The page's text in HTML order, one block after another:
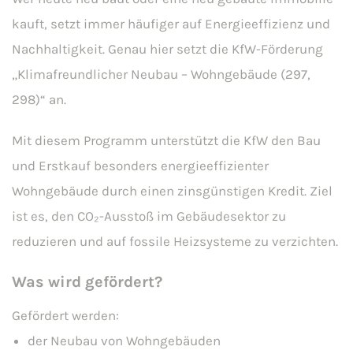
kauft, setzt immer häufiger auf Energieeffizienz und
Nachhaltigkeit. Genau hier setzt die KfW-Förderung
„Klimafreundlicher Neubau – Wohngebäude (297,
298)“ an.
Mit diesem Programm unterstützt die KfW den Bau
und Erstkauf besonders energieeffizienter
Wohngebäude durch einen zinsgünstigen Kredit. Ziel
ist es, den CO₂-Ausstoß im Gebäudesektor zu
reduzieren und auf fossile Heizsysteme zu verzichten.
Was wird gefördert?
Gefördert werden:
der Neubau von Wohngebäuden